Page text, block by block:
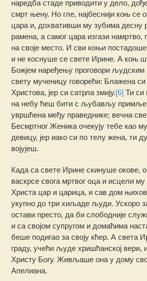
наредба стаде приводити у дело,
смрт њену. Но гле, најбеснији коњ се
цара и, дохвативши му зубима десну
рамена, а самог цара изгази намртво,
на своје место. И сви коњи постадоше
и не коснуше се свете Ирине. А коњ
Божјем наређењу проговори
свету мученицу говорећи: Блажена си
Христова, јер си сатрла змију.[6] Ти си
на небу ћеш бити с љубављу
увршћена међу праведнике; вечна
Бесмртног Женика очекују тебе као
девицу, јер иако си по телу жена, ти
војујеш.
Када са свете Ирине скинуше окове,
васкрсе свога мртвог оца и исцели
Христа цар и царица, и сав дом
укупно до три хиљаде људи. Ускоро
остави престо, да би слободније
и са својом супругом и домаћима
беше подигао за своју кћер. А света
граду, учећи људе хришћанској вери,
Христу Богу. Живљаше она у дому
Апелиана.